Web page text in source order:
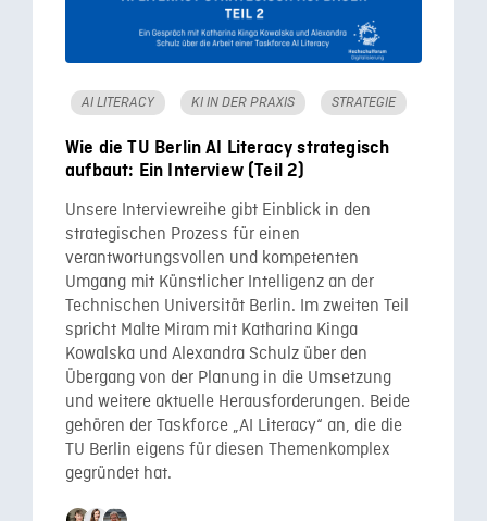
AI LITERACY KI IN DER PRAXIS STRATEGIE
Wie die TU Berlin AI Literacy strategisch
aufbaut: Ein Interview (Teil 2)
Unsere Interviewreihe gibt Einblick in den
strategischen Prozess für einen
verantwortungsvollen und kompetenten
Umgang mit Künstlicher Intelligenz an der
Technischen Universität Berlin. Im zweiten Teil
spricht Malte Miram mit Katharina Kinga
Kowalska und Alexandra Schulz über den
Übergang von der Planung in die Umsetzung
und weitere aktuelle Herausforderungen. Beide
gehören der Taskforce „AI Literacy“ an, die die
TU Berlin eigens für diesen Themenkomplex
gegründet hat.